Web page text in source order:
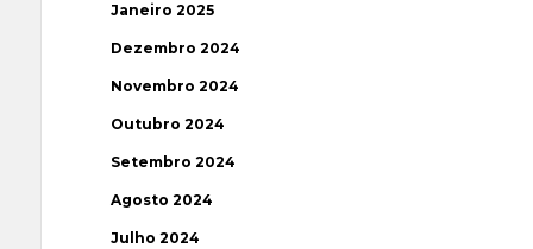
Janeiro 2025
Dezembro 2024
Novembro 2024
Outubro 2024
Setembro 2024
Agosto 2024
Julho 2024